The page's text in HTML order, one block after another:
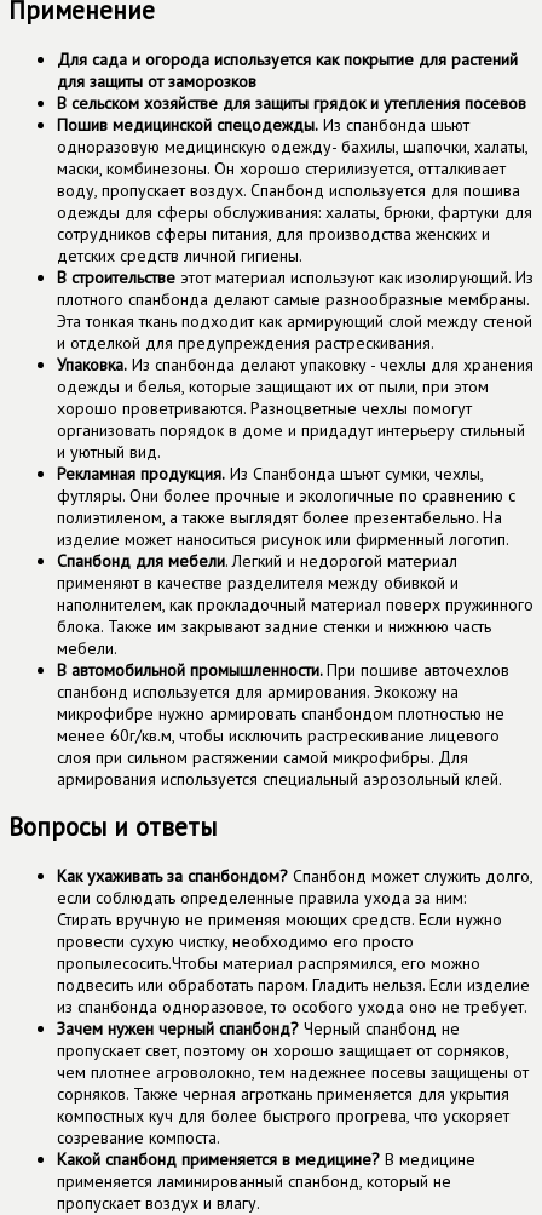
Применение
Для сада и огорода используется как покрытие для растений
для защиты от заморозков
В сельском хозяйстве для защиты грядок и утепления посевов
Пошив медицинской спецодежды. Из спанбонда шьют
одноразовую медицинскую одежду- бахилы, шапочки, халаты,
маски, комбинезоны. Он хорошо стерилизуется, отталкивает
воду, пропускает воздух. Спанбонд используется для пошива
одежды для сферы обслуживания: халаты, брюки, фартуки для
сотрудников сферы питания, для производства женских и
детских средств личной гигиены.
В строительстве этот материал используют как изолирующий. Из
плотного спанбонда делают самые разнообразные мембраны.
Эта тонкая ткань подходит как армирующий слой между стеной
и отделкой для предупреждения растрескивания.
Упаковка. Из спанбонда делают упаковку - чехлы для хранения
одежды и белья, которые защищают их от пыли, при этом
хорошо проветриваются. Разноцветные чехлы помогут
организовать порядок в доме и придадут интерьеру стильный
и уютный вид.
Рекламная продукция. Из Спанбонда шъют сумки, чехлы,
футляры. Они более прочные и экологичные по сравнению с
полиэтиленом, а также выглядят более презентабельно. На
изделие может наноситься рисунок или фирменный логотип.
Спанбонд для мебели. Легкий и недорогой материал
применяют в качестве разделителя между обивкой и
наполнителем, как прокладочный материал поверх пружинного
блока. Также им закрывают задние стенки и нижнюю часть
мебели.
В автомобильной промышленности.При пошиве авточехлов
спанбонд используется для армирования. Экокожу на
микрофибре нужно армировать спанбондом плотностью не
менее 60г/кв.м, чтобы исключить растрескивание лицевого
слоя при сильном растяжении самой микрофибры. Для
армирования используется специальный аэрозольный клей.
Вопросы и ответы
Как ухаживать за спанбондом? Спанбонд может служить долго,
если соблюдать определенные правила ухода за ним:
Стирать вручную не применяя моющих средств. Если нужно
провести сухую чистку, необходимо его просто
пропылесосить.Чтобы материал распрямился, его можно
подвесить или обработать паром. Гладить нельзя. Если изделие
из спанбонда одноразовое, то особого ухода оно не требует.
Зачем нужен черный спанбонд? Черный спанбонд не
пропускает свет, поэтому он хорошо защищает от сорняков,
чем плотнее агроволокно, тем надежнее посевы защищены от
сорняков. Также черная агроткань применяется для укрытия
компостных куч для более быстрого прогрева, что ускоряет
созревание компоста.
Какой спанбонд применяется в медицине? В медицине
применяется ламинированный спанбонд, который не
пропускает воздух и влагу.